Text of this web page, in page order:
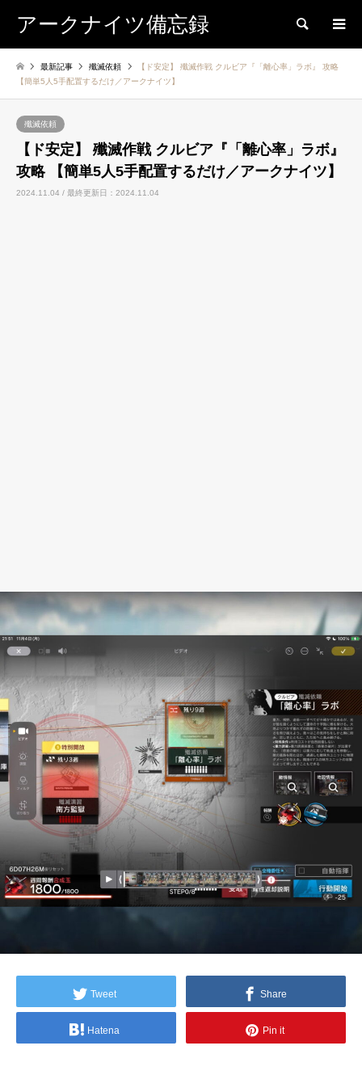
アークナイツ備忘録 検索
最新記事 殲滅依頼
【ド安定】 殲滅作戦 クルビア『「離心率」ラボ』 攻略
【簡単5人5手配置するだけ／アークナイツ】
殲滅依頼
【ド安定】 殲滅作戦 クルビア『「離心率」ラボ』
攻略 【簡単5人5手配置するだけ／アークナイツ】
2024.11.04 / 最終更新日：2024.11.04
Tweet Share
Hatena Pin it